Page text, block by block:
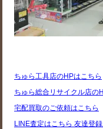
ちゅら工具店のHPはこちら
ちゅら総合リサイクル店の
宅配買取のご依頼はこちら
LINE査定はこちら 友達登